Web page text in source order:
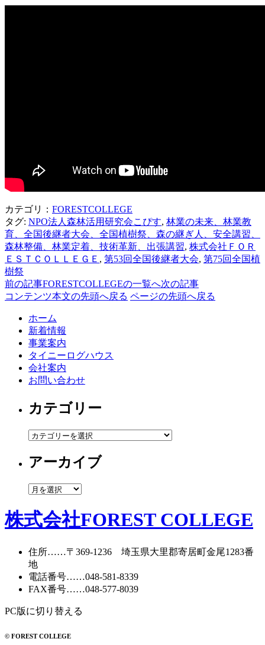
カテゴリ： FORESTCOLLEGE
タグ: NPO法人森林活用研究会こぴす, 林業の未来、林業教
育、全国後継者大会、全国植樹祭、森の継ぎ人、安全講習、
森林整備、林業定着、技術革新、出張講習, 株式会社ＦＯＲ
ＥＳＴＣＯＬＬＥＧＥ , 第53回全国後継者大会, 第75回全国植
樹祭
前の記事FORESTCOLLEGEの一覧へ次の記事
コンテンツ本文の先頭へ戻る ページの先頭へ戻る
ホーム
新着情報
事業案内
タイニーログハウス
会社案内
お問い合わせ
カテゴリー
カ
ゴ
ー
アーカイブ
ア
カ
イ
株式会社FOREST COLLEGE
住所……〒369-1236 埼玉県大里郡寄居町金尾1283番
地
電話番号……048-581-8339
FAX番号……048-577-8039
PC版に切り替える
© FOREST COLLEGE